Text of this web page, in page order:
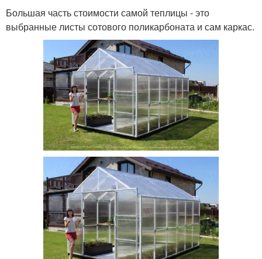
Большая часть стоимости самой теплицы - это
выбранные листы сотового поликарбоната и сам каркас.